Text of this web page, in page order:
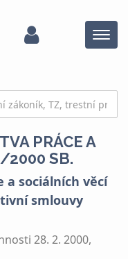
Menu
PRÁCE A
2000 SB.
a sociálních věcí
smlouvy
28. 2. 2000,